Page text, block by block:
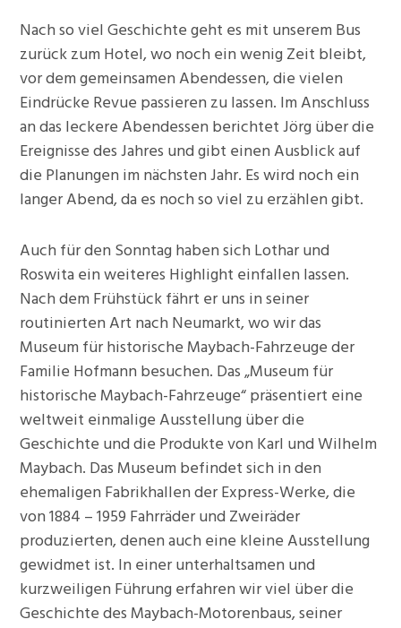
Nach so viel Geschichte geht es mit unserem Bus
zurück zum Hotel, wo noch ein wenig Zeit bleibt,
vor dem gemeinsamen Abendessen, die vielen
Eindrücke Revue passieren zu lassen. Im Anschluss
an das leckere Abendessen berichtet Jörg über die
Ereignisse des Jahres und gibt einen Ausblick auf
die Planungen im nächsten Jahr. Es wird noch ein
langer Abend, da es noch so viel zu erzählen gibt.
Auch für den Sonntag haben sich Lothar und
Roswita ein weiteres Highlight einfallen lassen.
Nach dem Frühstück fährt er uns in seiner
routinierten Art nach Neumarkt, wo wir das
Museum für historische Maybach-Fahrzeuge der
Familie Hofmann besuchen. Das „Museum für
historische Maybach-Fahrzeuge“ präsentiert eine
weltweit einmalige Ausstellung über die
Geschichte und die Produkte von Karl und Wilhelm
Maybach. Das Museum befindet sich in den
ehemaligen Fabrikhallen der Express-Werke, die
von 1884 – 1959 Fahrräder und Zweiräder
produzierten, denen auch eine kleine Ausstellung
gewidmet ist. In einer unterhaltsamen und
kurzweiligen Führung erfahren wir viel über die
Geschichte des Maybach-Motorenbaus, seiner